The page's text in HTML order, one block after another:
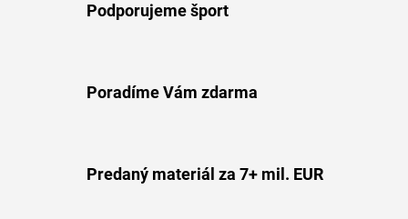
Podporujeme šport
Poradíme Vám zdarma
Predaný materiál za 7+ mil. EUR